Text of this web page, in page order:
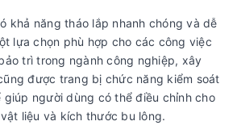
khả năng tháo lắp nhanh chóng và dễ
lựa chọn phù hợp cho các công việc
trì trong ngành công nghiệp, xây
được trang bị chức năng kiểm soát
người dùng có thể điều chỉnh cho
liệu và kích thước bu lông.